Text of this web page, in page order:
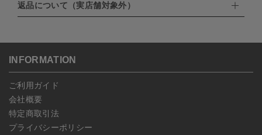
・PayPay
・NP後払い
北海道：1,400円
沖縄：1,400円
ご注文日当日から翌日のAM9:00までにご連絡頂いた場合はキャン
セルは可能です。
ンセルしていただいた後、ご希望の商品のみ再度ご注文お願いしま
予約商品など一部キャンセルが出来ない場合がございます。あらか
じめご了承ください。
返品について（実店舗対象外）
こちらよりご依頼ください。
INFORMATION
ご利用ガイド
会社概要
特定商取引法
プライバシーポリシー